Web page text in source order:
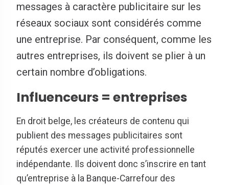
messages à caractère publicitaire sur les
réseaux sociaux sont considérés comme
une entreprise. Par conséquent, comme les
autres entreprises, ils doivent se plier à un
certain nombre d’obligations.
Influenceurs = entreprises
En droit belge, les créateurs de contenu qui
publient des messages publicitaires sont
réputés exercer une activité professionnelle
indépendante. Ils doivent donc s’inscrire en tant
qu’entreprise à la Banque-Carrefour des